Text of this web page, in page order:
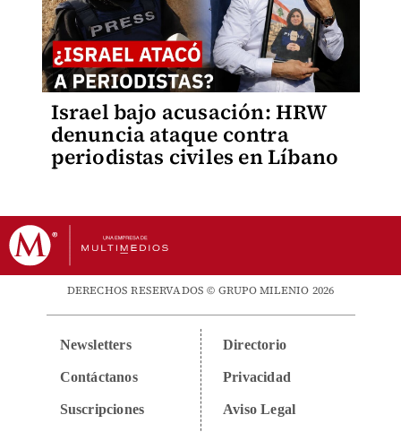
Israel bajo acusación: HRW
denuncia ataque contra
periodistas civiles en Líbano
DERECHOS RESERVADOS © GRUPO MILENIO 2026
Newsletters
Contáctanos
Suscripciones
Directorio
Privacidad
Aviso Legal